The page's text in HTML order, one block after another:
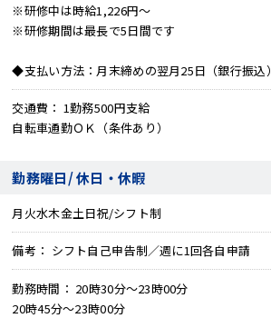
※研修中は時給1,226円～
※研修期間は最長で5日間です
◆支払い方法：月末締めの翌月25日（銀行振込）
交通費
1勤務500円支給
自転車通勤ＯＫ（条件あり）
勤務曜日/ 休日・休暇
月火水木金土日祝/シフト制
備考 シフト自己申告制／週に1回各自申請
勤務時間
20時30分～23時00分
20時45分～23時00分